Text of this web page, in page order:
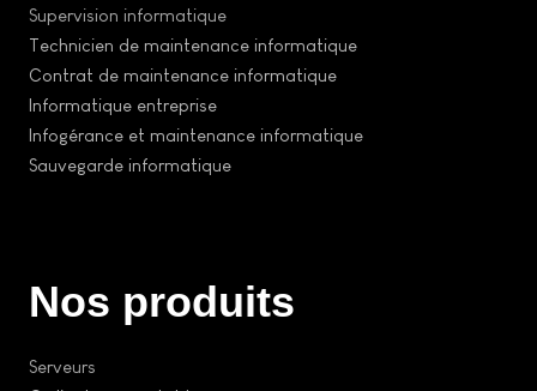
Supervision informatique
Technicien de maintenance informatique
Contrat de maintenance informatique
Informatique entreprise
Infogérance et maintenance informatique
Sauvegarde informatique
Nos produits
Serveurs